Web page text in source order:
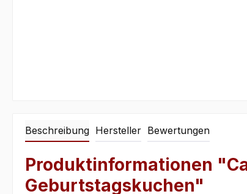
Beschreibung Hersteller Bewertungen
Produktinformationen
Geburtstagskuchen"